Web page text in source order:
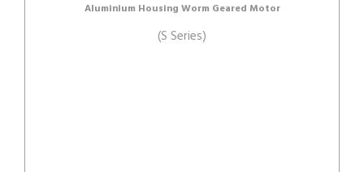
Aluminium Housing Worm Geared Motor
(S Series)